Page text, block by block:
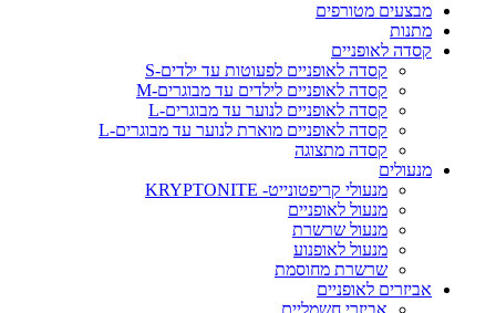
מבצעים מטורפים
מתנות
קסדה לאופניים
קסדה לאופניים לפעוטות עד ילדים-S
קסדה לאופניים לילדים עד מבוגרים-M
קסדה לאופניים לנוער עד מבוגרים-L
קסדה לאופניים מוארת לנוער עד מבוגרים-L
קסדה מתצוגה
מנעולים
מנעולי קריפטונייט- KRYPTONITE
מנעול לאופניים
מנעול שרשרת
מנעול לאופנוע
שרשרת מחוסמת
אביזרים לאופניים
אביזרי חשמליים